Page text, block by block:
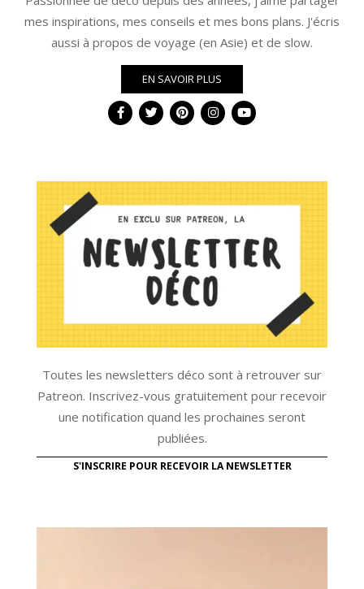
mes inspirations, mes conseils et mes bons plans. J'écris
aussi à propos de voyage (en Asie) et de slow.
EN SAVOIR PLUS
Toutes les newsletters déco sont à retrouver sur
Patreon. Inscrivez-vous gratuitement pour recevoir
une notification quand les prochaines seront
publiées.
S'INSCRIRE POUR RECEVOIR LA NEWSLETTER